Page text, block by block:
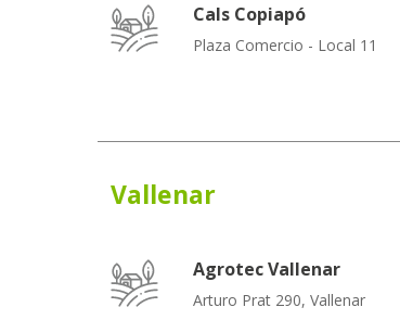
Cals Copiapó
Plaza Comercio - Local 11
Vallenar
Agrotec Vallenar
Arturo Prat 290, Vallenar